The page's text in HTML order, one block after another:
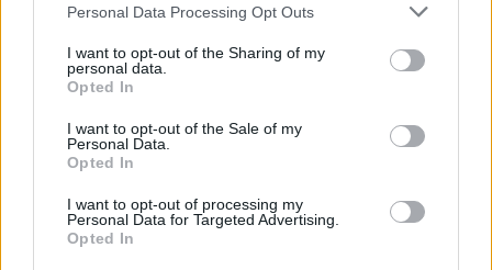
Personal Data Processing Opt Outs
I want to opt-out of the Sharing of my
personal data.
Opted In
I want to opt-out of the Sale of my
Personal Data.
Opted In
I want to opt-out of processing my
Personal Data for Targeted Advertising.
Opted In